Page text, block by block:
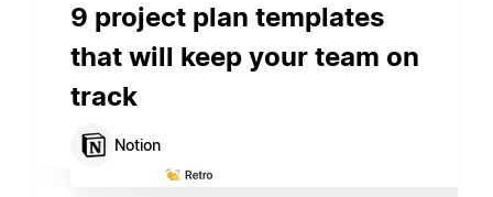
9 project plan templates
that will keep your team on
track
Notion